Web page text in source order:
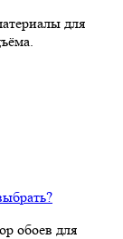
для
обоев для